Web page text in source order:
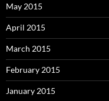
May 2015
April 2015
March 2015
February 2015
January 2015